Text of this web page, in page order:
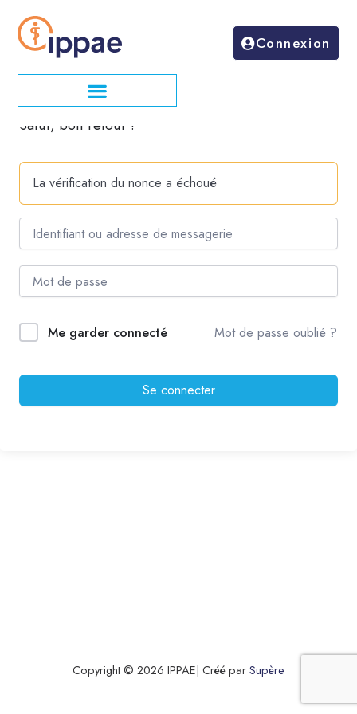
contenu
Connexion
Salut, bon retour !
La vérification du nonce a échoué
Me garder connecté Mot de passe oublié ?
Se connecter
Copyright © 2026 IPPAE| Créé parSupère